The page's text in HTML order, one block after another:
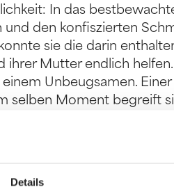
Details
In das
und den konfiszierten
sie die darin
ihrer Mutter endlich
Unbeugsamen.
selben Moment begreift
dieser Stadt. Denn sie
und gleichzeitig die